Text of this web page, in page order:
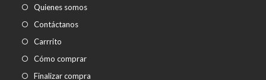
Quienes somos
Contáctanos
Carrrito
Cómo comprar
Finalizar compra